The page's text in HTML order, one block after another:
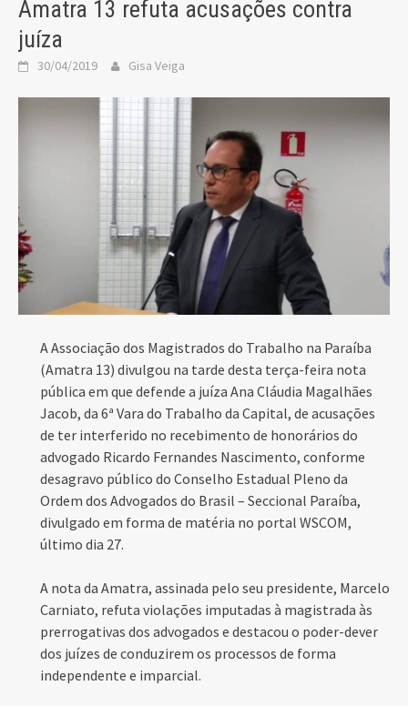
Amatra 13 refuta acusações contra
juíza
30/04/2019 Gisa Veiga
A Associação dos Magistrados do Trabalho na Paraíba
(Amatra 13) divulgou na tarde desta terça-feira nota
pública em que defende a juíza Ana Cláudia Magalhães
Jacob, da 6ª Vara do Trabalho da Capital, de acusações
de ter interferido no recebimento de honorários do
advogado Ricardo Fernandes Nascimento, conforme
desagravo público do Conselho Estadual Pleno da
Ordem dos Advogados do Brasil – Seccional Paraíba,
divulgado em forma de matéria no portal WSCOM,
último dia 27.
A nota da Amatra, assinada pelo seu presidente, Marcelo
Carniato, refuta violações imputadas à magistrada às
prerrogativas dos advogados e destacou o poder-dever
dos juízes de conduzirem os processos de forma
independente e imparcial.